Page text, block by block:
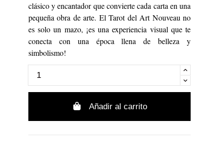
clásico y encantador que convierte cada carta en una
pequeña obra de arte. El Tarot del Art Nouveau no
es solo un mazo, ¡es una experiencia visual que te
conecta con una época llena de belleza y
simbolismo!
Añadir al carrito